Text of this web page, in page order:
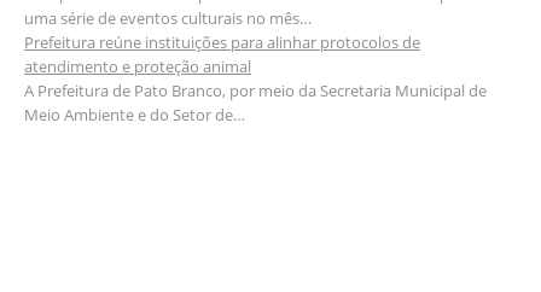
uma série de eventos culturais no mês…
Prefeitura reúne instituições para alinhar protocolos de
atendimento e proteção animal
A Prefeitura de Pato Branco, por meio da Secretaria Municipal de
Meio Ambiente e do Setor de…